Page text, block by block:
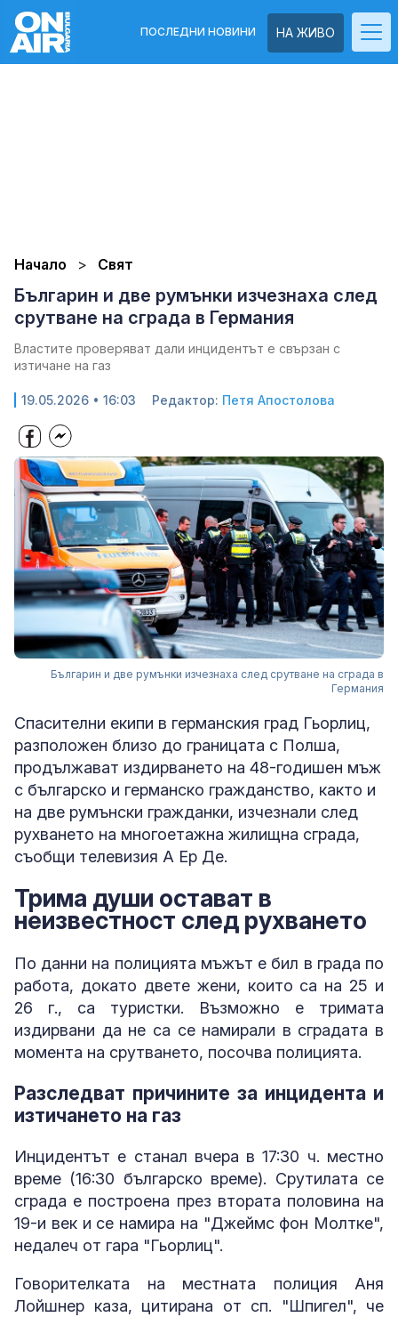
НА ЖИВО
ПОСЛЕДНИ НОВИНИ
Начало Свят
Българин и две румънки изчезнаха след
срутване на сграда в Германия
Властите проверяват дали инцидентът е свързан с
изтичане на газ
19.05.2026 • 16:03 Редактор: Петя Апостолова
Българин и две румънки изчезнаха след срутване на сграда в
Германия
Спасителни екипи в германския град Гьорлиц,
разположен близо до границата с Полша,
продължават издирването на 48-годишен мъж
с българско и германско гражданство, както и
на две румънски гражданки, изчезнали след
рухването на многоетажна жилищна сграда,
съобщи телевизия А Ер Де.
Трима души остават в
неизвестност след рухването
По данни на полицията мъжът е бил в града по
работа, докато двете жени, които са на 25 и
26 г., са туристки. Възможно е тримата
издирвани да не са се намирали в сградата в
момента на срутването, посочва полицията.
Разследват причините за инцидента и
изтичането на газ
Инцидентът е станал вчера в 17:30 ч. местно
време (16:30 българско време). Срутилата се
сграда е построена през втората половина на
19-и век и се намира на "Джеймс фон Молтке",
недалеч от гара "Гьорлиц".
Говорителката на местната полиция Аня
Лойшнер каза, цитирана от сп. "Шпигел", че